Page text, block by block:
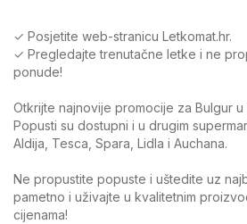
✓ Posjetite web-stranicu Letkomat.hr.
✓ Pregledajte trenutačne letke i ne
ponude!
Otkrijte najnovije promocije za Bulgur u
Popusti su dostupni i u drugim
Aldija, Tesca, Spara, Lidla i Auchana.
Ne propustite popuste i uštedite uz
pametno i uživajte u kvalitetnim
cijenama!